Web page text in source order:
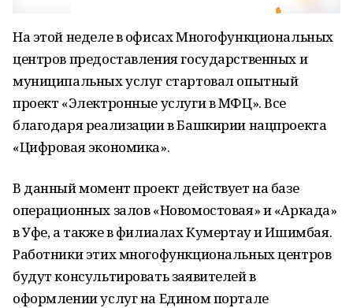
На этой неделе в офисах Многофункциональных
центров предоставления государственных и
муниципальных услуг стартовал опытный
проект «Электронные услуги в МФЦ». Все
благодаря реализации в Башкирии нацпроекта
«Цифровая экономика».
В данный момент проект действует на базе
операционных залов «Новомостовая» и «Аркада»
в Уфе, а также в филиалах Кумертау и Ишимбая.
Работники этих многофункциональных центров
будут консультировать заявителей в
оформлении услуг на Едином портале